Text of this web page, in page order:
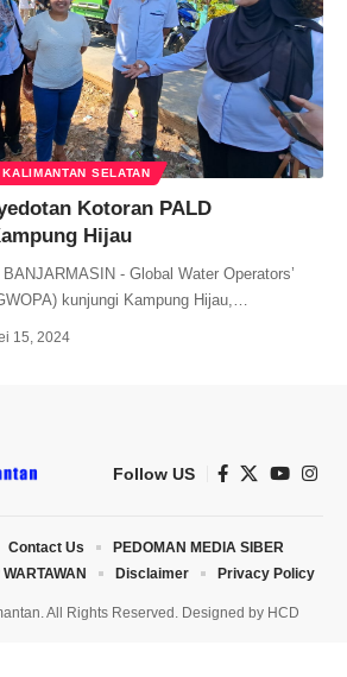
KALIMANTAN SELATAN
Kotoran PALD
Hijau
- Global Water Operators’
kunjungi Kampung Hijau,…
15, 2024
Follow US
All Rights Reserved. Designed by HCD
Contact Us
PEDOMAN MEDIA SIBER
WARTAWAN Disclaimer Privacy Policy